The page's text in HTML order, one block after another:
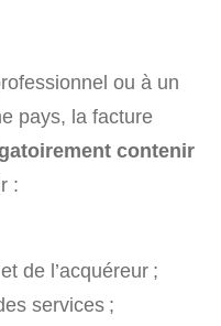
ou à un
pays, la facture
contenir
:
de l’acquéreur ;
services ;